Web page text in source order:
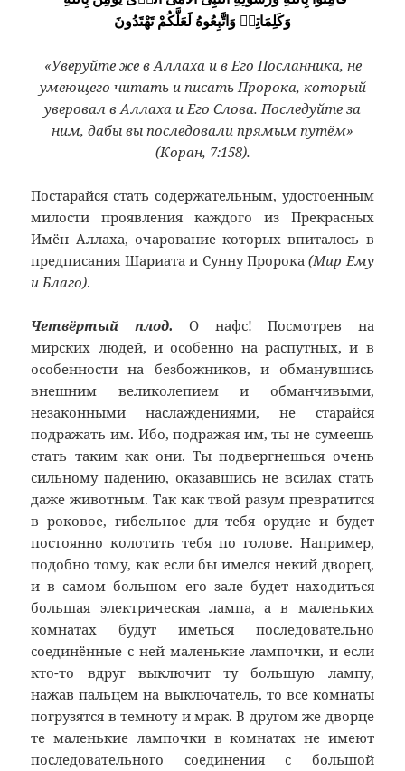
وَكَلِمَاتِهٖ وَاتَّبِعُوهُ لَعَلَّكُمْ تَهْتَدُونَ
«Уверуйте же в Аллаха и в Его Посланника, не
умеющего читать и писать Пророка, который
уверовал в Аллаха и Его Слова. Последуйте за
ним, дабы вы последовали прямым путём»
(Коран, 7:158).
Постарайся стать содержательным, удостоенным
милости проявления каждого из Прекрасных
Имён Аллаха, очарование которых впиталось в
предписания Шариата и Сунну Пророка(Мир Ему
и Благо).
Четвёртый плод. О нафс! Посмотрев на
мирских людей, и особенно на распутных, и в
особенности на безбожников, и обманувшись
внешним великолепием и обманчивыми,
незаконными наслаждениями, не старайся
подражать им. Ибо, подражая им, ты не сумеешь
стать таким как они. Ты подвергнешься очень
сильному падению, оказавшись не всилах стать
даже животным. Так как твой разум превратится
в роковое, гибельное для тебя орудие и будет
постоянно колотить тебя по голове. Например,
подобно тому, как если бы имелся некий дворец,
и в самом большом его зале будет находиться
большая электрическая лампа, а в маленьких
комнатах будут иметься последовательно
соединённые с ней маленькие лампочки, и если
кто-то вдруг выключит ту большую лампу,
нажав пальцем на выключатель, то все комнаты
погрузятся в темноту и мрак. В другом же дворце
те маленькие лампочки в комнатах не имеют
последовательного соединения с большой